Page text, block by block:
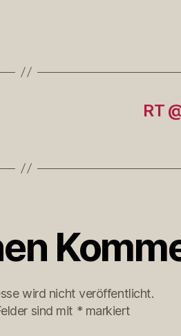
RT
wird nicht veröffentlicht.
sind mit * markiert